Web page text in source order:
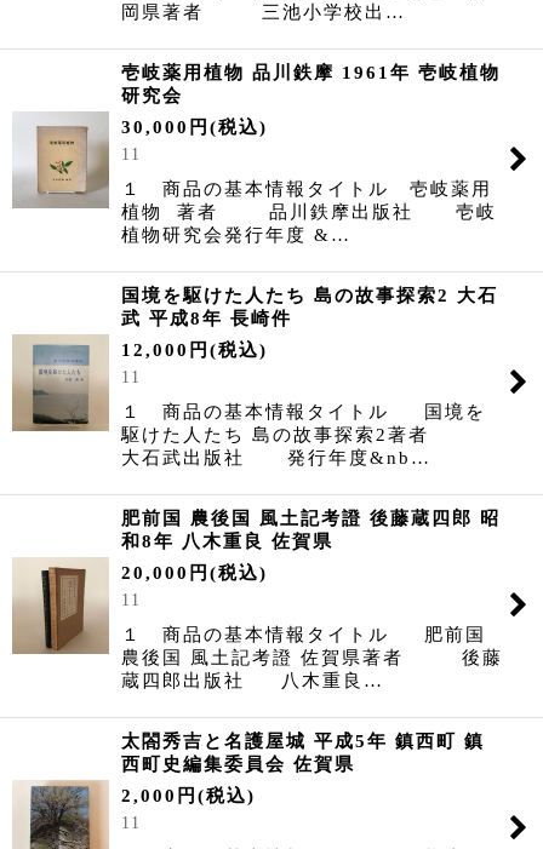
岡県著者 三池小学校出…
壱岐薬用植物 品川鉄摩 1961年 壱岐植物
研究会
30,000 円 (税込)
11
１ 商品の基本情報タイトル 壱岐薬用
植物 著者 品川鉄摩出版社 壱岐
植物研究会発行年度 &…
国境を駆けた人たち 島の故事探索2 大石
武 平成8年 長崎件
12,000 円 (税込)
11
１ 商品の基本情報タイトル 国境を
駆けた人たち 島の故事探索2著者
大石武出版社 発行年度&nb…
肥前国 農後国 風土記考證 後藤蔵四郎 昭
和8年 八木重良 佐賀県
20,000 円 (税込)
11
１ 商品の基本情報タイトル 肥前国
農後国 風土記考證 佐賀県著者 後藤
蔵四郎出版社 八木重良…
太閤秀吉と名護屋城 平成5年 鎮西町 鎮
西町史編集委員会 佐賀県
2,000 円 (税込)
11